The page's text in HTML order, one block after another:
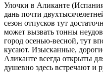
Улочки в Аликанте
дань почти
сезон отпусков тут
может вызвать тонны
город осенью-весной, тут
кусают. Изысканные,
Аликанте всегда открыты
душевно здесь встречают и